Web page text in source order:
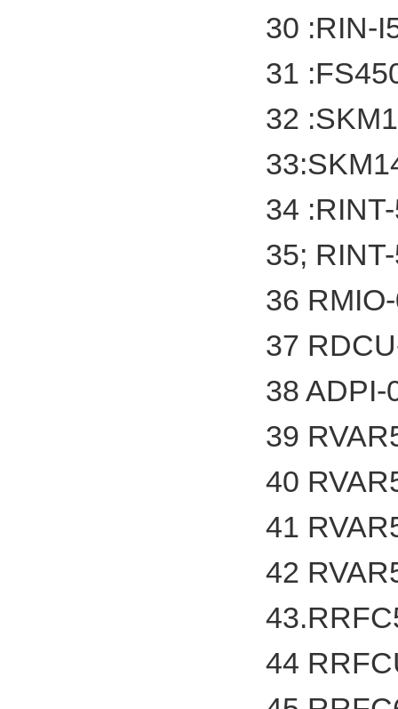
30 :RIN-
31
32
34
35;
36
37
38 ADPI-
39
40
41
42
44